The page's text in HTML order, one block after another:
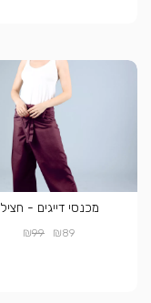
מכנסי דייגים - חציל
₪89
₪99